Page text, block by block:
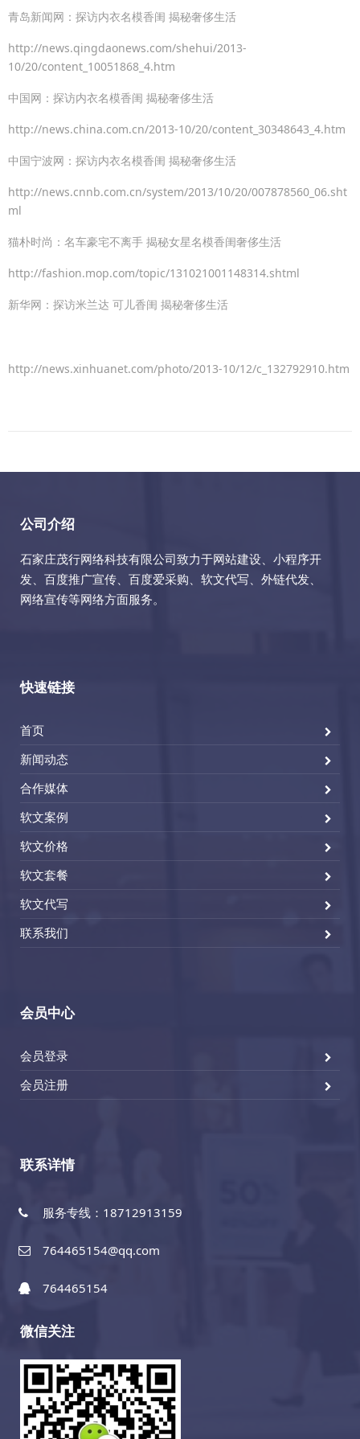
青岛新闻网：探访内衣名模香闺 揭秘奢侈生活
http://news.qingdaonews.com/shehui/2013-
10/20/content_10051868_4.htm
中国网：探访内衣名模香闺 揭秘奢侈生活
http://news.china.com.cn/2013-10/20/content_30348643_4.htm
中国宁波网：探访内衣名模香闺 揭秘奢侈生活
http://news.cnnb.com.cn/system/2013/10/20/007878560_06.sht
ml
猫朴时尚：名车豪宅不离手 揭秘女星名模香闺奢侈生活
http://fashion.mop.com/topic/131021001148314.shtml
新华网：探访米兰达 可儿香闺 揭秘奢侈生活
http://news.xinhuanet.com/photo/2013-10/12/c_132792910.htm
公司介绍
石家庄茂行网络科技有限公司致力于网站建设、小程序开
发、百度推广宣传、百度爱采购、软文代写、外链代发、
网络宣传等网络方面服务。
快速链接
首页
新闻动态
合作媒体
软文案例
软文价格
软文套餐
软文代写
联系我们
会员中心
会员登录
会员注册
联系详情
服务专线：18712913159
764465154@qq.com
764465154
微信关注